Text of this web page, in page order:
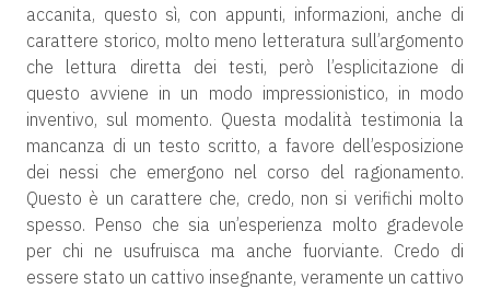
accanita, questo sì, con appunti, informazioni, anche di
carattere storico, molto meno letteratura sull’argomento
che lettura diretta dei testi, però l’esplicitazione di
questo avviene in un modo impressionistico, in modo
inventivo, sul momento. Questa modalità testimonia la
mancanza di un testo scritto, a favore dell’esposizione
dei nessi che emergono nel corso del ragionamento.
Questo è un carattere che, credo, non si verifichi molto
spesso. Penso che sia un’esperienza molto gradevole
per chi ne usufruisca ma anche fuorviante. Credo di
essere stato un cattivo insegnante, veramente un cattivo